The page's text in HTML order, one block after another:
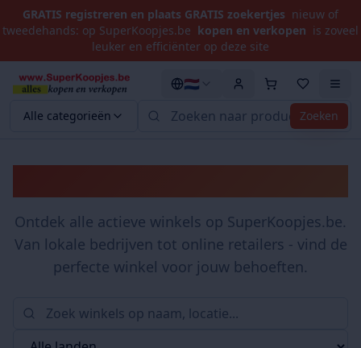
GRATIS registreren en plaats GRATIS zoekertjes nieuw of
tweedehands: op SuperKoopjes.be kopen en verkopen is zoveel
leuker en efficiënter op deze site
Alle categorieën Zoeken
🇳🇱
Ontdek alle actieve winkels op SuperKoopjes.be.
Van lokale bedrijven tot online retailers - vind de
perfecte winkel voor jouw behoeften.